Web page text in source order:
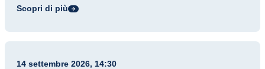
Scopri di più
Riunioni istituzionali
14 settembre 2026, 14:30